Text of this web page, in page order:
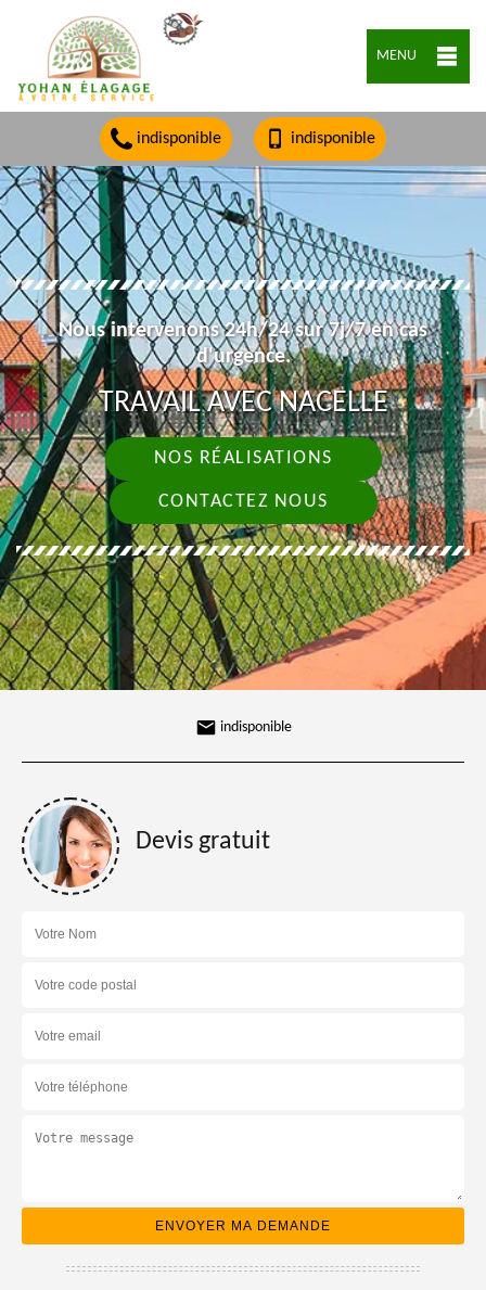
MENU
indisponible indisponible
Nous intervenons 24h/24 sur 7j/7 en cas
d'urgence.
TRAVAIL AVEC NACELLE
NOS RÉALISATIONS
CONTACTEZ NOUS
indisponible
Devis gratuit